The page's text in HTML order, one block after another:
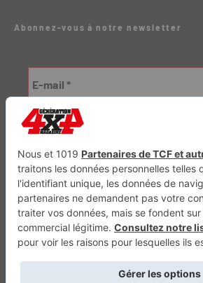
Abonnez-vous à notre newsletter
Génération Electrique Génération Sans Permis